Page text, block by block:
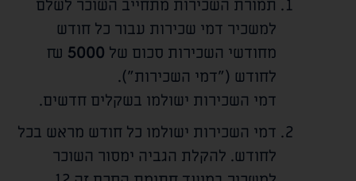
תמורת השכירות מתחייב השוכר לשלם
למשכיר דמי שכירות עבור כל חודש
מחודשי השכירות סכום של 5000
₪
לחודש ("דמי השכירות").
דמי השכירות ישולמו בשקלים חדשים.
דמי השכירות ישולמו כל חודש מראש בכל
לחודש. להקלת הגביה ימסור השוכר